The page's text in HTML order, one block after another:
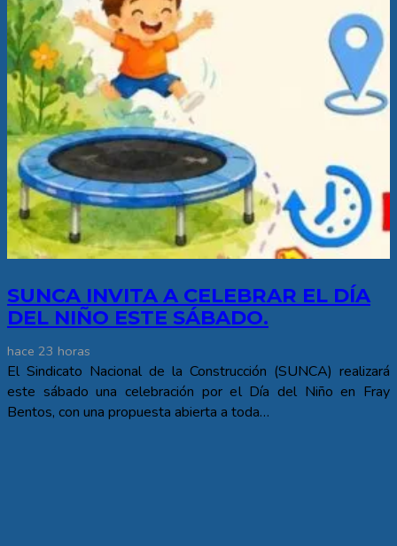
SUNCA INVITA A CELEBRAR EL DÍA
DEL NIÑO ESTE SÁBADO.
hace 23 horas
El Sindicato Nacional de la Construcción (SUNCA) realizará
este sábado una celebración por el Día del Niño en Fray
Bentos, con una propuesta abierta a toda…